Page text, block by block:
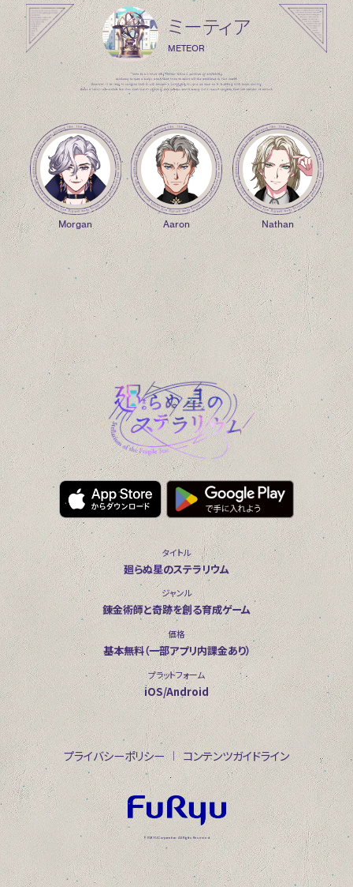
ミーティア
METEOR
Morgan Aaron Nathan
タイトル
廻らぬ星のステラリウム
ジャンル
錬金術師と奇跡を創る育成ゲーム
価格
基本無料（一部アプリ内課金あり）
プラットフォーム
iOS/Android
プライバシーポリシー コンテンツガイドライン
© FURYU Corporation. All Rights Reserved.